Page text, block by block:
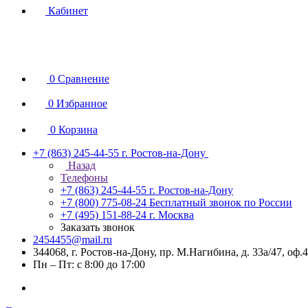
Кабинет
0 Сравнение
0 Избранное
0 Корзина
+7 (863) 245-44-55 г. Ростов-на-Дону
Назад
Телефоны
+7 (863) 245-44-55 г. Ростов-на-Дону
+7 (800) 775-08-24 Бесплатный звонок по России
+7 (495) 151-88-24 г. Москва
Заказать звонок
2454455@mail.ru
344068, г. Ростов-на-Дону, пр. М.Нагибина, д. 33а/47,
Пн – Пт: с 8:00 до 17:00